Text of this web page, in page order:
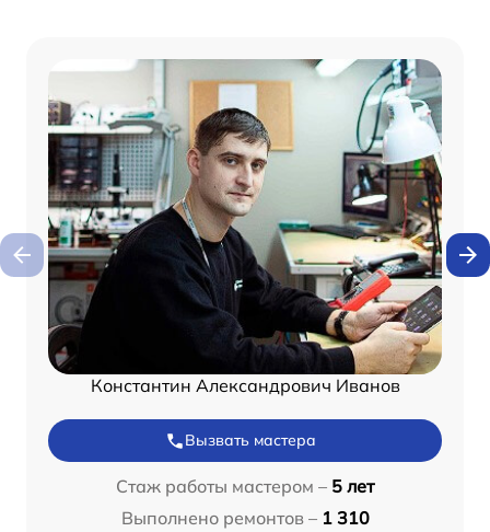
Константин Александрович Иванов
Вызвать мастера
Стаж работы мастером – 5 лет
Выполнено ремонтов – 1 310